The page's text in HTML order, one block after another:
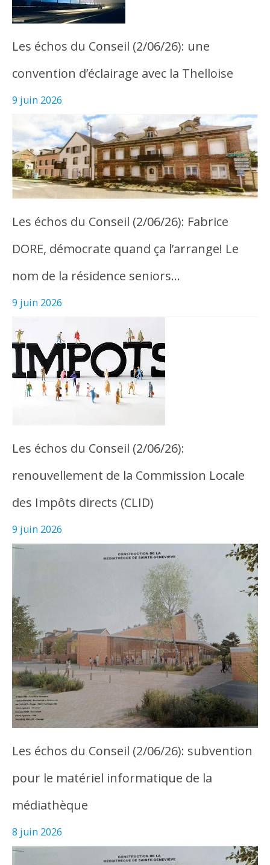
Les échos du Conseil (2/06/26): une
convention d’éclairage avec la Thelloise
9 juin 2026
Les échos du Conseil (2/06/26): Fabrice
DORE, démocrate quand ça l’arrange! Le
nom de la résidence seniors…
9 juin 2026
Les échos du Conseil (2/06/26):
renouvellement de la Commission Locale
des Impôts directs (CLID)
9 juin 2026
Les échos du Conseil (2/06/26): subvention
pour le matériel informatique de la
médiathèque
8 juin 2026